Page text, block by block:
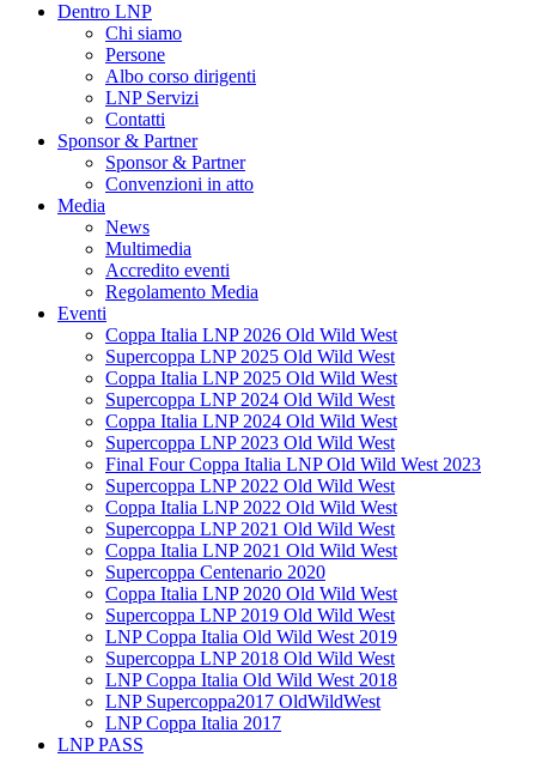
Dentro LNP
Chi siamo
Persone
Albo corso dirigenti
LNP Servizi
Contatti
Sponsor & Partner
Sponsor & Partner
Convenzioni in atto
Media
News
Multimedia
Accredito eventi
Regolamento Media
Eventi
Coppa Italia LNP 2026 Old Wild West
Supercoppa LNP 2025 Old Wild West
Coppa Italia LNP 2025 Old Wild West
Supercoppa LNP 2024 Old Wild West
Coppa Italia LNP 2024 Old Wild West
Supercoppa LNP 2023 Old Wild West
Final Four Coppa Italia LNP Old Wild West 2023
Supercoppa LNP 2022 Old Wild West
Coppa Italia LNP 2022 Old Wild West
Supercoppa LNP 2021 Old Wild West
Coppa Italia LNP 2021 Old Wild West
Supercoppa Centenario 2020
Coppa Italia LNP 2020 Old Wild West
Supercoppa LNP 2019 Old Wild West
LNP Coppa Italia Old Wild West 2019
Supercoppa LNP 2018 Old Wild West
LNP Coppa Italia Old Wild West 2018
LNP Supercoppa2017 OldWildWest
LNP Coppa Italia 2017
LNP PASS